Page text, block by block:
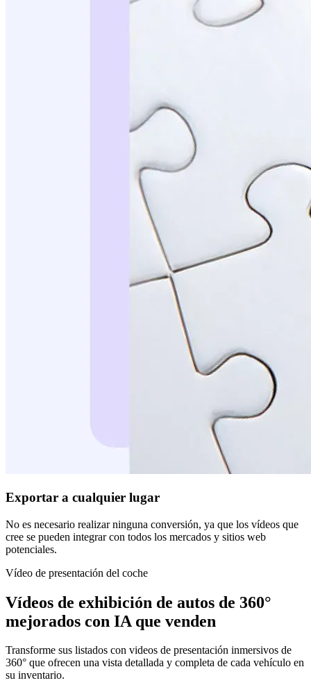
Exportar a cualquier lugar
No es necesario realizar ninguna conversión, ya que los vídeos que
cree se pueden integrar con todos los mercados y sitios web
potenciales.
Vídeo de presentación del coche
Vídeos de exhibición de autos de 360°
mejorados con IA que venden
Transforme sus listados con videos de presentación inmersivos de
360° que ofrecen una vista detallada y completa de cada vehículo en
su inventario.